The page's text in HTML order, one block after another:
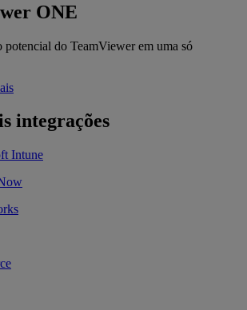
ONE
potencial do TeamViewer em uma só
integrações
Intune